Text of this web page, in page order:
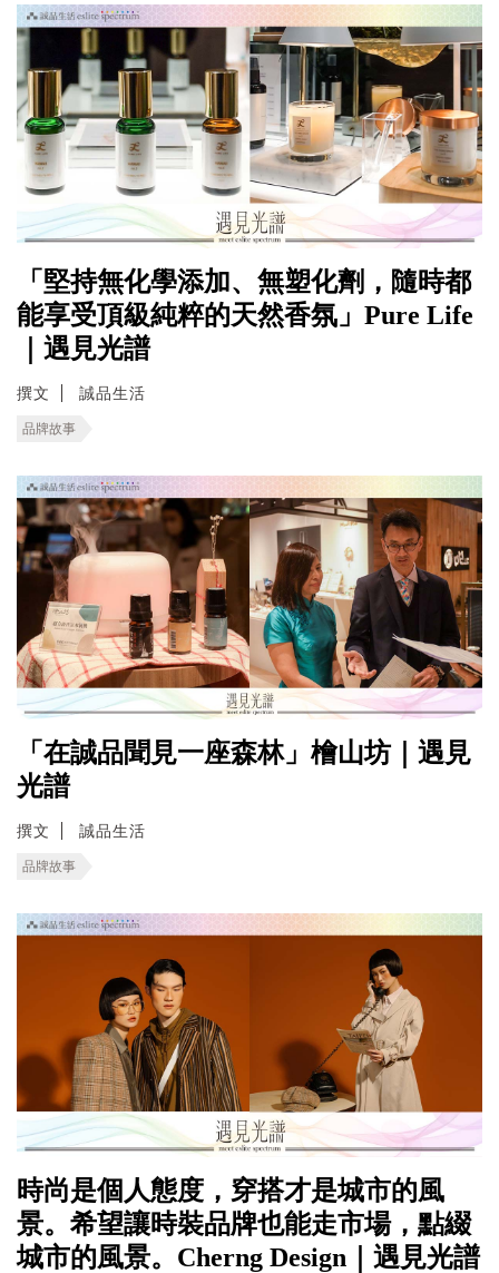
「堅持無化學添加、無塑化劑，隨時都
能享受頂級純粹的天然香氛」Pure Life
｜遇見光譜
撰文 誠品生活
品牌故事
「在誠品聞見一座森林」檜山坊｜遇見
光譜
撰文 誠品生活
品牌故事
時尚是個人態度，穿搭才是城市的風
景。希望讓時裝品牌也能走市場，點綴
城市的風景。Cherng Design｜遇見光譜